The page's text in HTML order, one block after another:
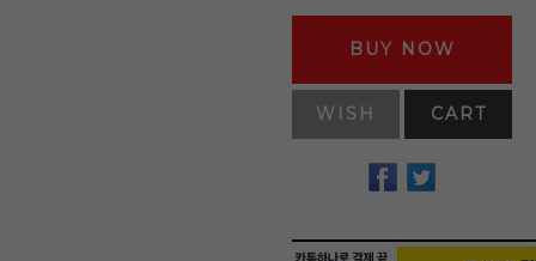
BUY NOW
WISH CART